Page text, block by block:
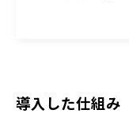
導入した仕組み